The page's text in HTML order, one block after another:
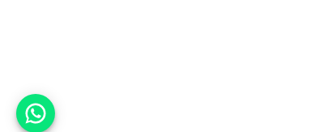
אפשר לעזור?